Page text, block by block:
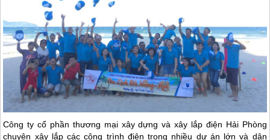
Công ty cổ phần thương mại xây dựng và xây lắp điện Hải Phòng
chuyên xây lắp các công trình điện trong nhiều dự án lớn và dân